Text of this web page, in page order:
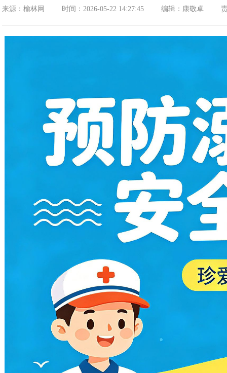
来源：榆林网 时间：2026-05-22 14:27:45 编辑：康敬卓